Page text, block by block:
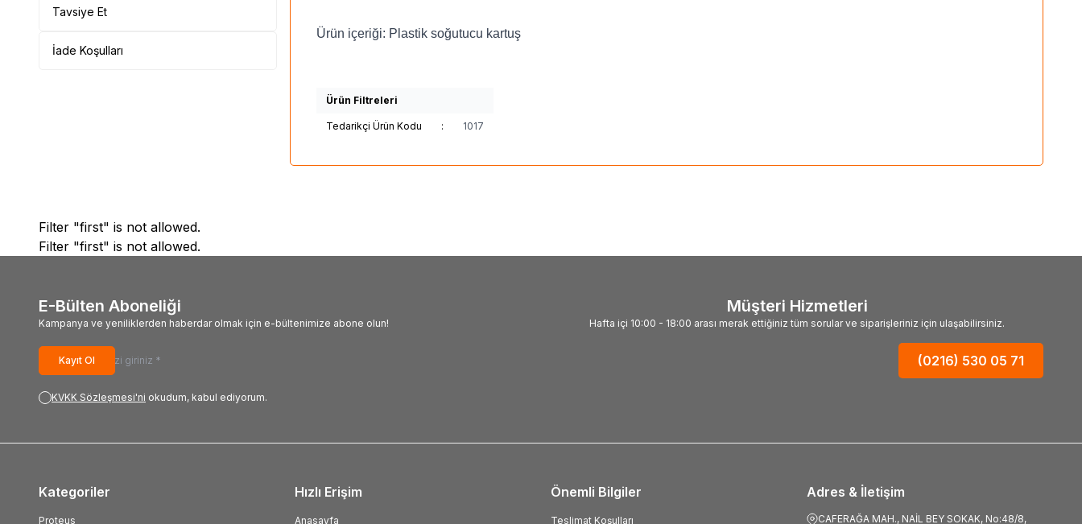
Tavsiye Et
İade Koşulları
Ürün içeriği: Plastik soğutucu kartuş
Ürün Filtreleri
Tedarikçi Ürün Kodu : 1017
Filter "first" is not allowed.
Filter "first" is not allowed.
E-Bülten Aboneliği
Kampanya ve yeniliklerden haberdar olmak için e-bültenimize abone olun!
Kayıt Ol
KVKK Sözleşmesi'ni okudum, kabul ediyorum.
Müşteri Hizmetleri
Hafta içi 10:00 - 18:00 arası merak ettiğiniz tüm sorular ve siparişleriniz için ulaşabilirsiniz.
(0216) 530 05 71
Adres & İletişim
CAFERAĞA MAH., NAİL BEY SOKAK, No:48/8,
Kategoriler
Proteus
Hızlı Erişim
Anasayfa
Önemli Bilgiler
Teslimat Koşulları